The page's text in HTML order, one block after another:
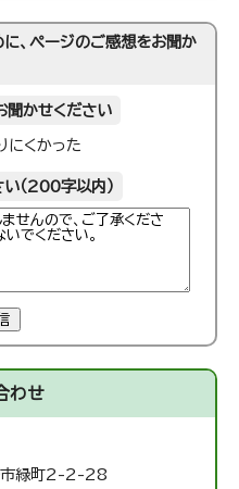
に、ページのご感想をお聞か
聞かせください
にくかった
（200字以内）
わせ
緑町2-2-28